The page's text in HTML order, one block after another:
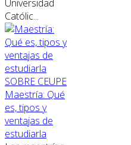
Universidad
Católic...
SOBRE CEUPE
Maestría: Qué
es, tipos y
ventajas de
estudiarla